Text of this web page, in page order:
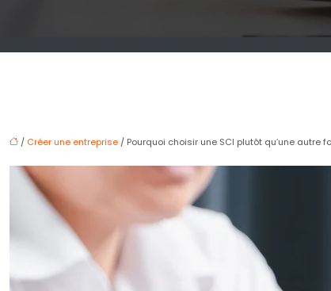
/ Créer une entreprise / Pourquoi choisir une SCI plutôt qu’une autre